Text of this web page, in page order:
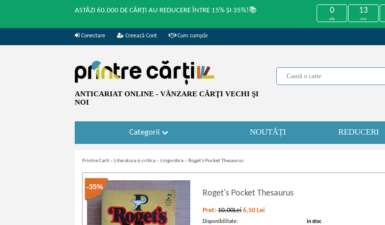
ASTĂZI 60.000 DE CĂRȚI AU REDUCERE ÎNTRE 15% ȘI 35%!📚 0
zile
13
ore
Conectare Creează Cont Cum cumpăr
ANTICARIAT ONLINE - VÂNZARE CĂRŢI VECHI ŞI
NOI
Categorii NOUTĂȚI REDUCERI
Printre Carti » Literatura si critica » Lingvistica » Roget's Pocket Thesaurus
-35%
Roget's Pocket Thesaurus
Pret:10,00Lei 6,50 Lei
Disponibilitate:
in stoc